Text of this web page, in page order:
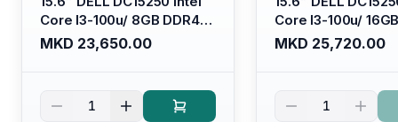
Core I3-100u/ 8GB DDR4/
512GB SSD M.2/ Iris Xe
Graphics/ 120Hz Anti-
Kb/ Platinum Silver/
Ubuntu
MKD 23,650.00
1
Core I3-100u/
512GB SSD M.2/ Iris
Graphics/ 120Hz
Kb/ Carbon
MKD 25,720.00
1